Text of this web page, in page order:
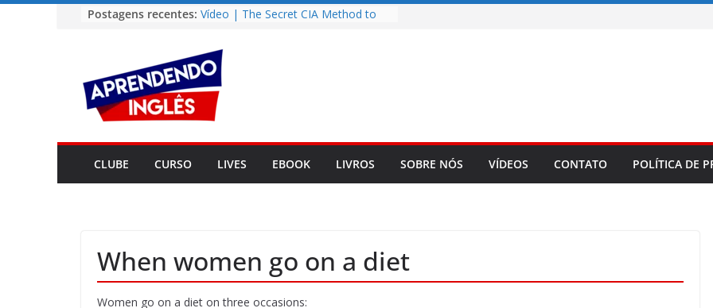
conteúdo
Postagens recentes: Vídeo | The Secret CIA Method to
Vídeo | How I m using NotebookLM
to power up my language learning
Vídeo | Do imaginary friends make
you smarter?
Story | Brasília: The City That Rose
from the Wilderness
Easy English Song | Somewhere
Over the Rainbow (Israel
Kamakawiwo’ole)
CLUBE CURSO LIVES EBOOK LIVROS SOBRE NÓS VÍDEOS CONTATO POLÍTICA DE
When women go on a diet
Women go on a diet on three occasions: